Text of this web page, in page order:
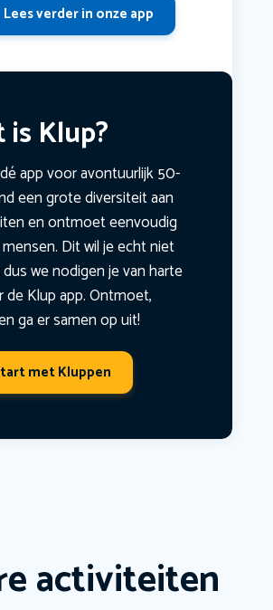
Lees verder in onze app
is Klup?
app voor avontuurlijk 50-
een grote diversiteit aan
en ontmoet eenvoudig
Dit wil je echt niet
we nodigen je van harte
de Klup app. Ontmoet,
ga er samen op uit!
met Kluppen
activiteiten